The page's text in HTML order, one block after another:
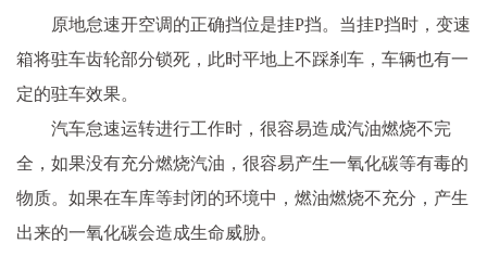
原地怠速开空调的正确挡位是挂P挡。当挂P挡时，变速
箱将驻车齿轮部分锁死，此时平地上不踩刹车，车辆也有一
定的驻车效果。
汽车怠速运转进行工作时，很容易造成汽油燃烧不完
全，如果没有充分燃烧汽油，很容易产生一氧化碳等有毒的
物质。如果在车库等封闭的环境中，燃油燃烧不充分，产生
出来的一氧化碳会造成生命威胁。